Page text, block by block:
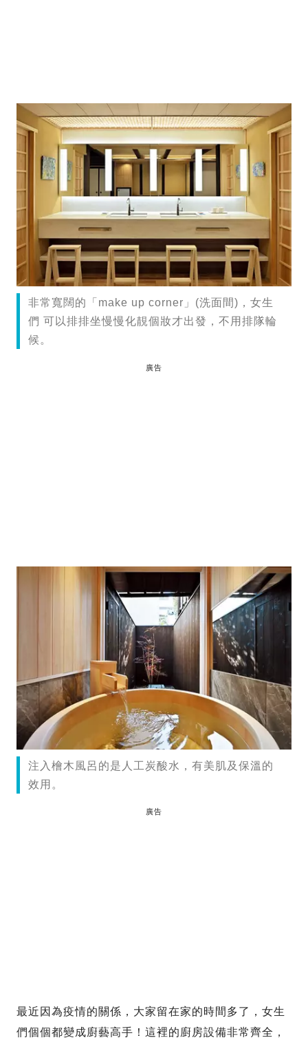
非常寬闊的「make up corner」(洗面間)，女生
們 可以排排坐慢慢化靚個妝才出發，不用排隊輪
候。
廣告
注入檜木風呂的是人工炭酸水，有美肌及保溫的
效用。
廣告
最近因為疫情的關係，大家留在家的時間多了，女生
們個個都變成廚藝高手！這裡的廚房設備非常齊全，